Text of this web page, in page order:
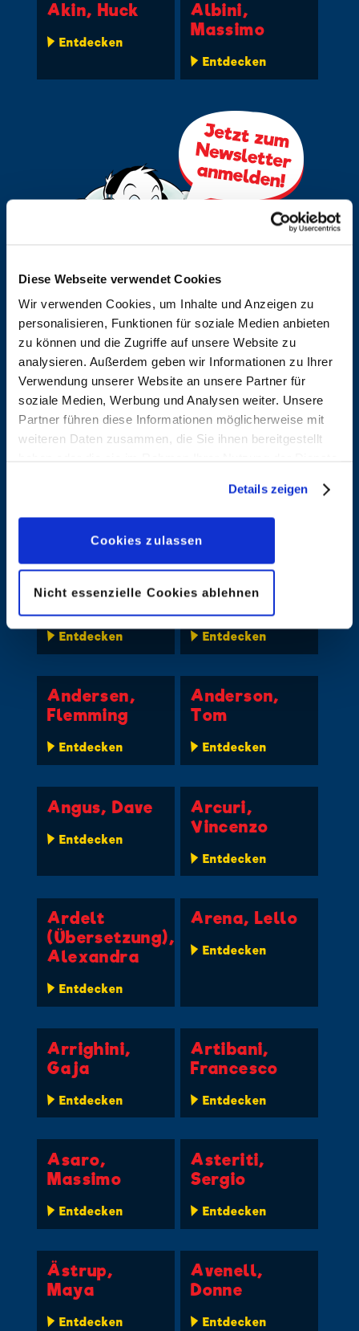
Diese Webseite verwendet Cookies
Wir verwenden Cookies, um Inhalte und Anzeigen zu
personalisieren, Funktionen für soziale Medien anbieten
zu können und die Zugriffe auf unsere Website zu
analysieren. Außerdem geben wir Informationen zu Ihrer
Verwendung unserer Website an unsere Partner für
soziale Medien, Werbung und Analysen weiter. Unsere
Partner führen diese Informationen möglicherweise mit
weiteren Daten zusammen, die Sie ihnen bereitgestellt
geben, können Sie diese jederzeit in der
Datenschutzerklärungwieder widerrufen.
Details zeigen
Cookies zulassen
Nicht essenzielle Cookies ablehnen
Akin, Huck
Entdecken
Albini,
Massimo
Entdecken
Aleixo
Soares,
Natanael
Entdecken
Alfonso,
Jordi
Entdecken
Filadelfo
Ambrosio,
Entdecken
Amendola,
Entdecken
Andersen,
Flemming
Entdecken
Anderson,
Tom
Entdecken
Angus, Dave
Entdecken
Arcuri,
Vincenzo
Entdecken
Ardelt
(Übersetzung),
Alexandra
Entdecken
Arena, Lello
Entdecken
Arrighini,
Gaja
Entdecken
Artibani,
Francesco
Entdecken
Asaro,
Massimo
Entdecken
Asteriti,
Sergio
Entdecken
Ästrup,
Maya
Entdecken
Avenell,
Donne
Entdecken